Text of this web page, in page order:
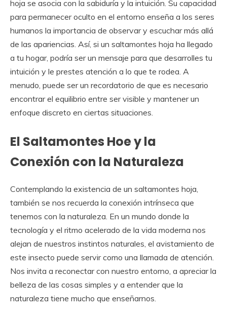
hoja se asocia con la sabiduría y la intuición. Su capacidad
para permanecer oculto en el entorno enseña a los seres
humanos la importancia de observar y escuchar más allá
de las apariencias. Así, si un saltamontes hoja ha llegado
a tu hogar, podría ser un mensaje para que desarrolles tu
intuición y le prestes atención a lo que te rodea. A
menudo, puede ser un recordatorio de que es necesario
encontrar el equilibrio entre ser visible y mantener un
enfoque discreto en ciertas situaciones.
El Saltamontes Hoe y la
Conexión con la Naturaleza
Contemplando la existencia de un saltamontes hoja,
también se nos recuerda la conexión intrínseca que
tenemos con la naturaleza. En un mundo donde la
tecnología y el ritmo acelerado de la vida moderna nos
alejan de nuestros instintos naturales, el avistamiento de
este insecto puede servir como una llamada de atención.
Nos invita a reconectar con nuestro entorno, a apreciar la
belleza de las cosas simples y a entender que la
naturaleza tiene mucho que enseñarnos.